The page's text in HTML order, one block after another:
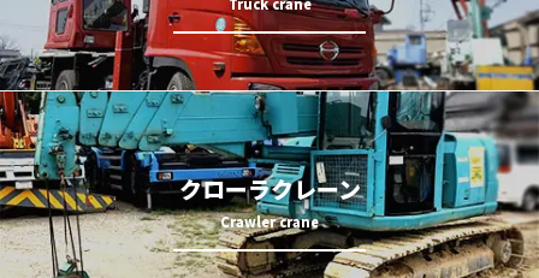
クローラクレーン